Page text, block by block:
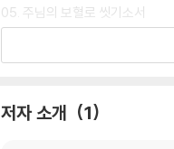
05. 주님의 보혈로 씻기소서
06. 찬양의 제사
10. 방언 통역 기도훈련
저자 소개 1